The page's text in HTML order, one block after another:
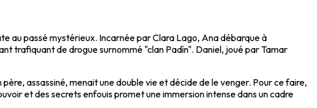
au passé mystérieux. Incarnée par Clara Lago, Ana débarque à
trafiquant de drogue surnommé "clan Padín". Daniel, joué par Tamar
assassiné, menait une double vie et décide de le venger. Pour ce faire,
et des secrets enfouis promet une immersion intense dans un cadre